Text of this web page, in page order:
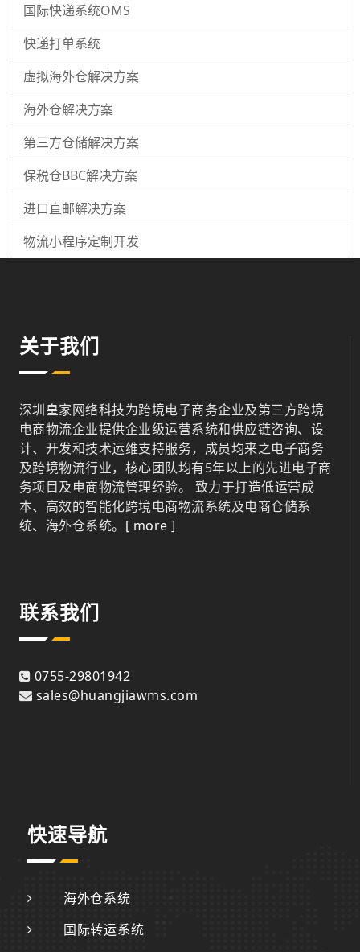
国际快递系统OMS
快递打单系统
虚拟海外仓解决方案
海外仓解决方案
第三方仓储解决方案
保税仓BBC解决方案
进口直邮解决方案
物流小程序定制开发
关于我们
深圳皇家网络科技为跨境电子商务企业及第三方跨境
电商物流企业提供企业级运营系统和供应链咨询、设
计、开发和技术运维支持服务，成员均来之电子商务
及跨境物流行业，核心团队均有5年以上的先进电子商
务项目及电商物流管理经验。 致力于打造低运营成
本、高效的智能化跨境电商物流系统及电商仓储系
统、海外仓系统。 [ more ]
联系我们
0755-29801942
sales@huangjiawms.com
快速导航
海外仓系统
国际转运系统